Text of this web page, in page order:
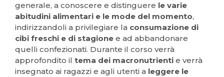
generale, a conoscere e distinguere le varie
abitudini alimentari e le mode del momento,
indirizzandoli a privilegiare la consumazione di
cibi freschi e di stagione e ad abbandonare
quelli confezionati. Durante il corso verrà
approfondito il tema dei macronutrienti e verrà
insegnato ai ragazzi e agli utenti a leggere le